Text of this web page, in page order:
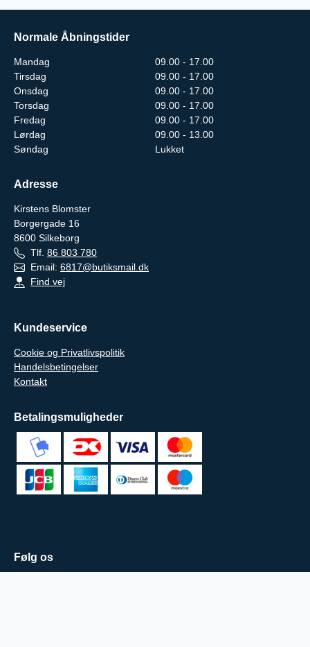
Normale Åbningstider
Mandag
09.00 - 17.00
Tirsdag
09.00 - 17.00
Onsdag
09.00 - 17.00
Torsdag
09.00 - 17.00
Fredag
09.00 - 17.00
Lørdag
09.00 - 13.00
Søndag
Lukket
Adresse
Kirstens Blomster
Borgergade 16
8600 Silkeborg
Tlf. 86 803 780
Email: 6817@butiksmail.dk
Find vej
Kundeservice
Cookie og Privatlivspolitik
Handelsbetingelser
Kontakt
Betalingsmuligheder
Følg os